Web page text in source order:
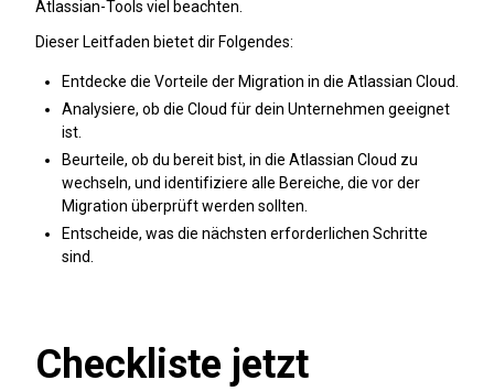
Atlassian-Tools viel beachten.
Dieser Leitfaden bietet dir Folgendes:
Entdecke die Vorteile der Migration in die Atlassian Cloud.
Analysiere, ob die Cloud für dein Unternehmen geeignet
ist.
Beurteile, ob du bereit bist, in die Atlassian Cloud zu
wechseln, und identifiziere alle Bereiche, die vor der
Migration überprüft werden sollten.
Entscheide, was die nächsten erforderlichen Schritte
sind.
Checkliste jetzt